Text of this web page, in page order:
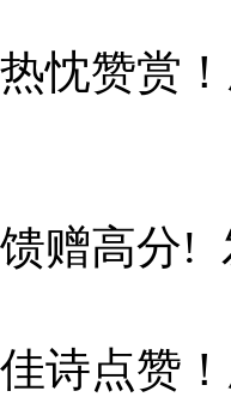
忱赞赏
赠高分!
诗点赞